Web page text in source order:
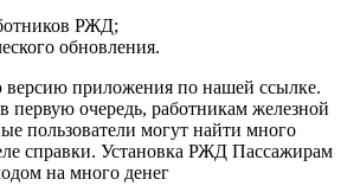
РЖД;
обновления.
версию приложения по нашей ссылке.
первую очередь, работникам железной
пользователи могут найти много
справки. Установка РЖД Пассажирам
на много денег